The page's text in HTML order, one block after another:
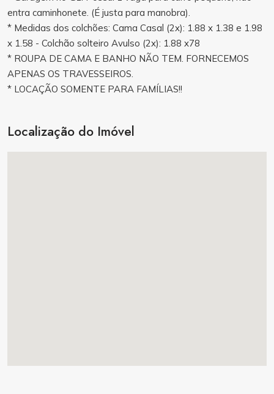
entra caminhonete. (É justa para manobra).
* Medidas dos colchões: Cama Casal (2x): 1.88 x 1.38 e 1.98
x 1.58 - Colchão solteiro Avulso (2x): 1.88 x78
* ROUPA DE CAMA E BANHO NÃO TEM. FORNECEMOS
APENAS OS TRAVESSEIROS.
* LOCAÇÃO SOMENTE PARA FAMÍLIAS!!
Localização do Imóvel